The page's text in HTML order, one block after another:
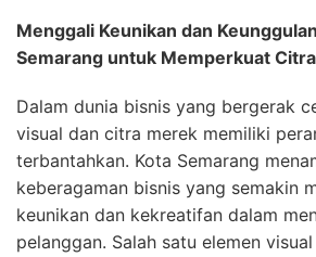
Menggali Keunikan dan
Semarang untuk Memperkuat
Dalam dunia bisnis yang bergerak
visual dan citra merek memiliki
terbantahkan. Kota Semarang
keberagaman bisnis yang semakin
keunikan dan kekreatifan dalam
pelanggan. Salah satu elemen